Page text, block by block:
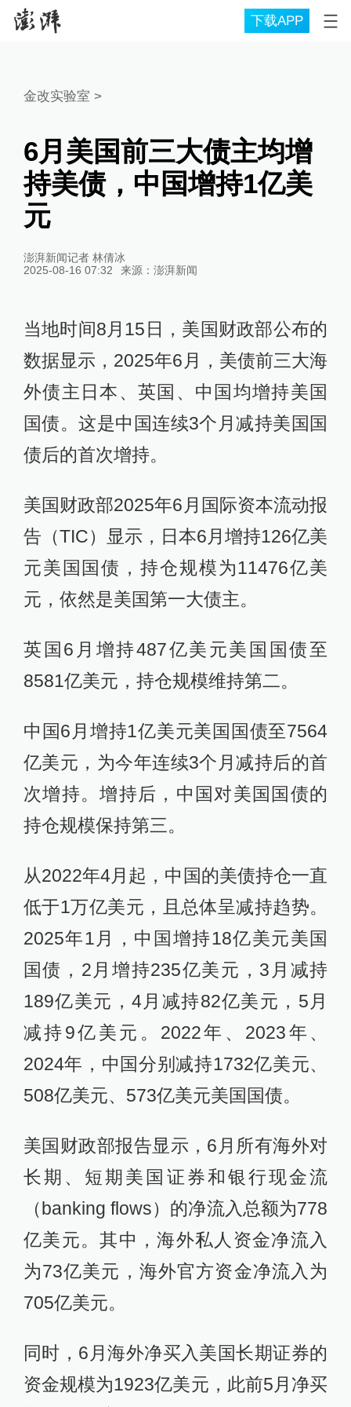
下载APP
金改实验室 >
6月美国前三大债主均增
持美债，中国增持1亿美
元
澎湃新闻记者 林倩冰
2025-08-16 07:32
来源： 澎湃新闻
当地时间8月15日，美国财政部公布的
数据显示，2025年6月，美债前三大海
外债主日本、英国、中国均增持美国
国债。这是中国连续3个月减持美国国
债后的首次增持。
美国财政部2025年6月国际资本流动报
告（TIC）显示，日本6月增持126亿美
元美国国债，持仓规模为11476亿美
元，依然是美国第一大债主。
英国6月增持487亿美元美国国债至
8581亿美元，持仓规模维持第二。
中国6月增持1亿美元美国国债至7564
亿美元，为今年连续3个月减持后的首
次增持。增持后，中国对美国国债的
持仓规模保持第三。
从2022年4月起，中国的美债持仓一直
低于1万亿美元，且总体呈减持趋势。
2025年1月，中国增持18亿美元美国
国债，2月增持235亿美元，3月减持
189亿美元，4月减持82亿美元，5月
减持9亿美元。2022年、2023年、
2024年，中国分别减持1732亿美元、
508亿美元、573亿美元美国国债。
美国财政部报告显示，6月所有海外对
长期、短期美国证券和银行现金流
（banking flows）的净流入总额为778
亿美元。其中，海外私人资金净流入
为73亿美元，海外官方资金净流入为
705亿美元。
同时，6月海外净买入美国长期证券的
资金规模为1923亿美元，此前5月净买